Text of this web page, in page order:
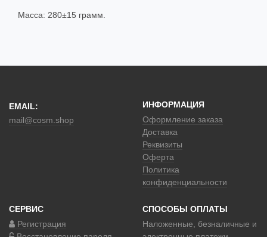
Масса: 280±15 грамм.
EMAIL:
mail@cosm.shop
ИНФОРМАЦИЯ
Оформление заказа
Доставка
Реквизиты
Оферта
Политика
конфиденциальности
СЕРВИС
Регистрация
СПОСОБЫ ОПЛАТЫ
Наложенные , безналичные и